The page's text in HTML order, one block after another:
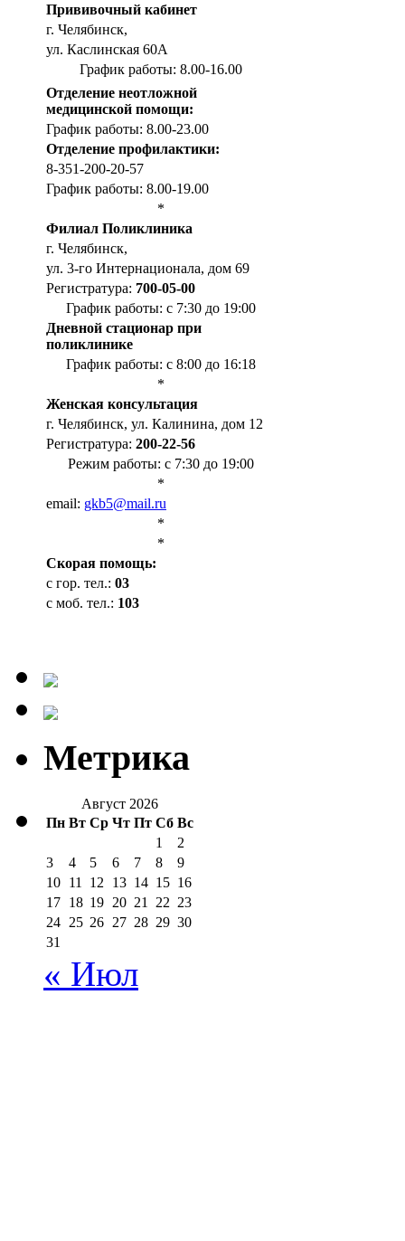
Прививочный кабинет
г. Челябинск,
ул. Каслинская 60А
График работы: 8.00-16.00
Отделение неотложной
медицинской помощи:
График работы: 8.00-23.00
Отделение профилактики:
8-351-200-20-57
График работы: 8.00-19.00
*
Филиал Поликлиника
г. Челябинск,
ул. 3-го Интернационала, дом 69
Регистратура: 700-05-00
График работы: с 7:30 до 19:00
Дневной стационар при
поликлинике
График работы: с 8:00 до 16:18
*
Женская консультация
г. Челябинск, ул. Калинина, дом 12
Регистратура: 200-22-56
Режим работы: с 7:30 до 19:00
*
email: gkb5@mail.ru
*
*
Cкорая помощь:
с гор. тел.: 03
с моб. тел.: 103
Метрика
Август 2026
Пн Вт Ср Чт Пт Сб Вс
1
2
3
4 5 6 7 8
9
10 11 12 13 14 15 16
17 18 19 20 21 22 23
24 25 26 27 28 29 30
31
« Июл